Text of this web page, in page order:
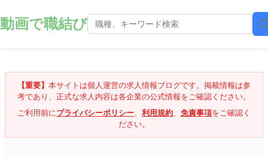
動画で職結び
【重要】 本サイトは個人運営の求人情報ブログです。掲載情報は参
考であり、正式な求人内容は各企業の公式情報をご確認ください。
ご利用前にプライバシーポリシー、 利用規約、 免責事項をご確認く
ださい。